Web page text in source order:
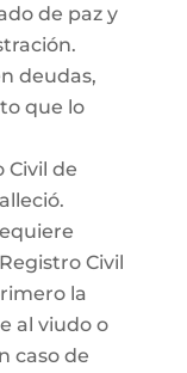
de paz y
deudas,
que lo
Civil de
Civil
la
al viudo o
caso de